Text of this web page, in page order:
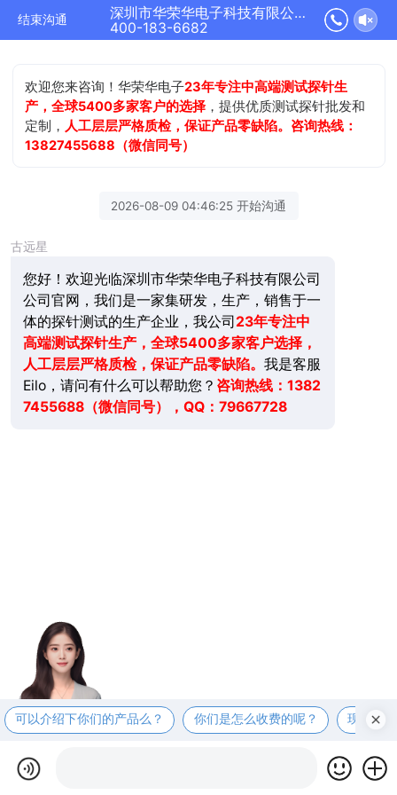
结束沟通
深圳市华荣华电子科技有限公司正在为您服务
400-183-6682
欢迎您来咨询！华荣华电子23年专注中高端测试探针生
产，全球5400多家客户的选择 ，提供优质测试探针批发和
定制， 人工层层严格质检，保证产品零缺陷。咨询热线：
13827455688（微信同号）
2026-08-09 04:46:25 开始沟通
古远星
您好！欢迎光临深圳市华荣华电子科技有限公司
公司官网，我们是一家集研发，生产，销售于一
体的探针测试的生产企业，我公司23年专注中
高端测试探针生产，全球5400多家客户选择，
人工层层严格质检，保证产品零缺陷。 我是客服
Eilo，请问有什么可以帮助您？ 咨询热线：1382
7455688（微信同号），QQ：79667728
可以介绍下你们的产品么？ 你们是怎么收费的呢？ 现在有